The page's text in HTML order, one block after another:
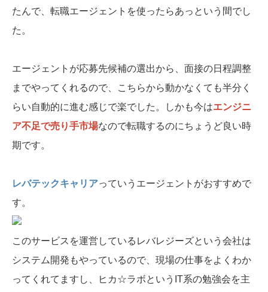
たんで、転職エージェントを使ったらあっという間でし
た。
エージェントが応募先候補の選出から、面接の日程調整
までやってくれるので、こちらから動かなくても半分く
らい自動的に進む感じで楽でした。しかも今はエンジニ
ア不足で売り手市場なので転職するのにちょうど良い時
期です。
レバテックキャリアっていうエージェントがおすすめで
す。
このサービスを運営しているレバレジーズという会社は
システム開発もやっているので、現場の仕事をよくわか
ってくれてますし、ヒカ☆ラボというIT系の勉強会を主